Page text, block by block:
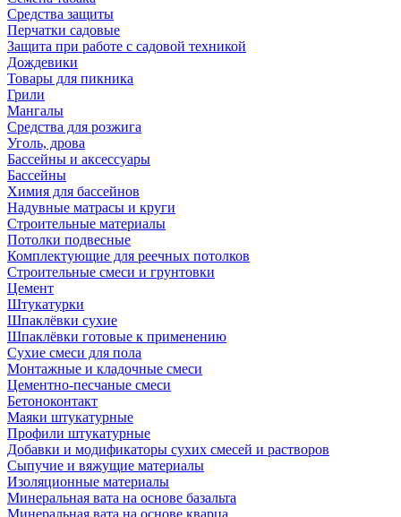
Средства защиты
Перчатки садовые
Защита при работе с садовой техникой
Дождевики
Товары для пикника
Грили
Мангалы
Средства для розжига
Уголь, дрова
Бассейны и аксессуары
Бассейны
Химия для бассейнов
Надувные матрасы и круги
Строительные материалы
Потолки подвесные
Комплектующие для реечных потолков
Строительные смеси и грунтовки
Цемент
Штукатурки
Шпаклёвки сухие
Шпаклёвки готовые к применению
Сухие смеси для пола
Монтажные и кладочные смеси
Цементно-песчаные смеси
Бетоноконтакт
Маяки штукатурные
Профили штукатурные
Добавки и модификаторы сухих смесей и растворов
Сыпучие и вяжущие материалы
Изоляционные материалы
Минеральная вата на основе базальта
Минеральная вата на основе кварца